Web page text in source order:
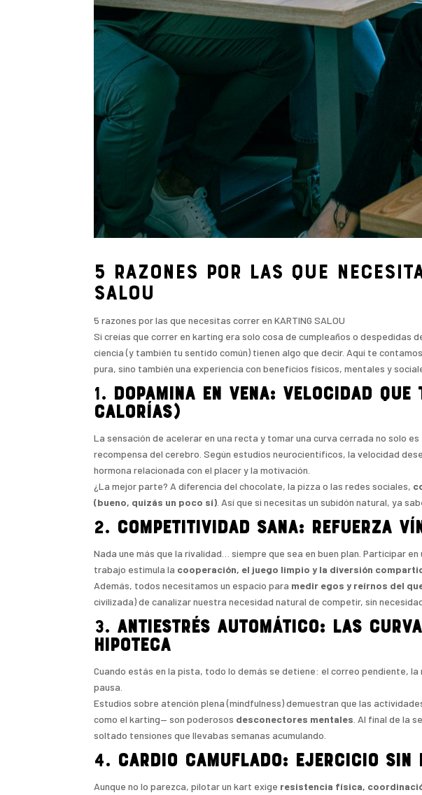
5 razones por las que
SALOU
5 razones por las que necesitas correr en KARTING SALOU
Si creías que correr en karting era solo cosa de cumpleaños o despedidas
ciencia (y también tu sentido común) tienen algo que decir. Aquí te
pura, sino también una experiencia con beneficios físicos, mentales y
1. Dopamina en vena: velocidad
calorías)
La sensación de acelerar en una recta y tomar una curva cerrada no solo
recompensa del cerebro. Según estudios neurocientíficos, la velocidad
hormona relacionada con el placer y la motivación.
¿La mejor parte? A diferencia del chocolate, la pizza o las redes sociales,
(bueno, quizás un poco sí) . Así que si necesitas un subidón natural, ya
2. Competitividad sana: refuerza
Nada une más que la rivalidad… siempre que sea en buen plan. Participar
trabajo estimula la cooperación, el juego limpio y la diversión
Además, todos necesitamos un espacio para medir egos y reírnos del
civilizada) de canalizar nuestra necesidad natural de competir, sin
3. Antiestrés automático: las
hipoteca
Cuando estás en la pista, todo lo demás se detiene: el correo pendiente,
pausa.
Estudios sobre atención plena (mindfulness) demuestran que las
como el karting— son poderosos desconectores mentales . Al final de la
soltado tensiones que llevabas semanas acumulando.
4. Cardio camuflado: ejercicio sin
Aunque no lo parezca, pilotar un kart exige resistencia física,